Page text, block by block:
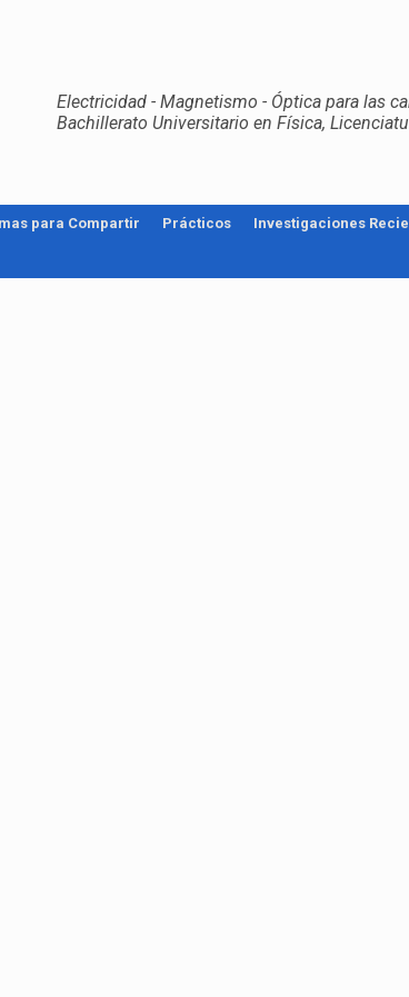
Electricidad - Magnetismo - Óptica para las
Bachillerato Universitario en Física,
para Compartir Prácticos Investigaciones